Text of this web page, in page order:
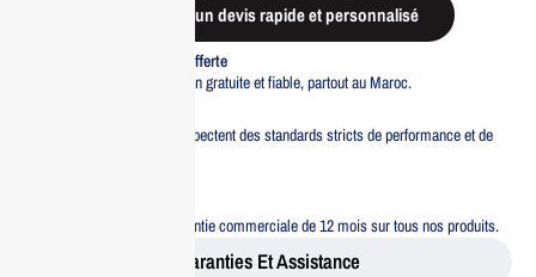
Demander un devis rapide et personnalisé
Livraison standard offerte
Profitez d’une livraison gratuite et fiable, partout au Maroc.
Tous nos produits respectent des standards stricts de performance et de
Bénéficiez d’une garantie commerciale de 12 mois sur tous nos produits.
Garanties Et Assistance